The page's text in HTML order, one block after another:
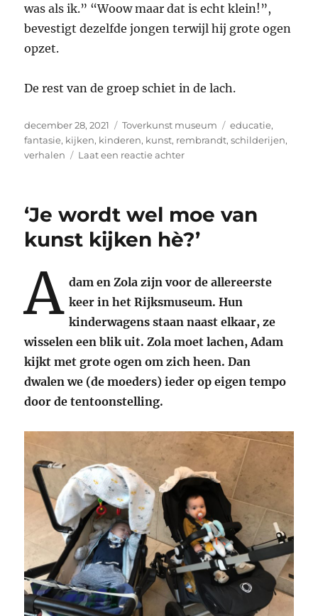
was als ik.” “Woow maar dat is echt klein!”,
bevestigt dezelfde jongen terwijl hij grote ogen
opzet.
De rest van de groep schiet in de lach.
Geplaatst
op
december 28, 2021 Categorieën
Toverkunst museum Tags
educatie,
fantasie, kijken, kinderen, kunst, rembrandt,schilderijen,
verhalen
Laat een reactie achterop
is
klein!”
‘Je wordt wel moe van
kunst kijken hè?’
A dam en Zola zijn voor de allereerste
keer in het Rijksmuseum. Hun
kinderwagens staan naast elkaar, ze
wisselen een blik uit. Zola moet lachen, Adam
kijkt met grote ogen om zich heen. Dan
dwalen we (de moeders) ieder op eigen tempo
door de tentoonstelling.